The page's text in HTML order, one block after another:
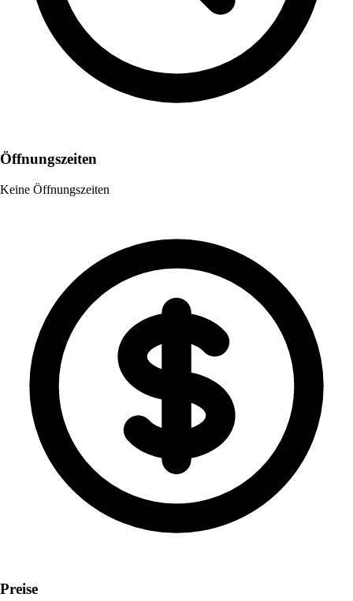
Öffnungszeiten
Keine Öffnungszeiten
Preise